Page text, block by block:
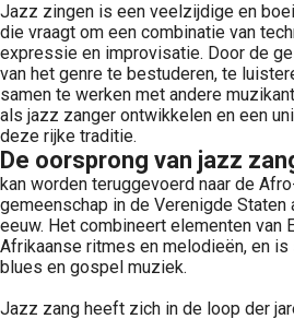
Jazz zingen is een veelzijdige en
die vraagt om een combinatie van
expressie en improvisatie. Door de
van het genre te bestuderen, te
samen te werken met andere
als jazz zanger ontwikkelen en een
deze rijke traditie.
De oorsprong van jazz
kan worden teruggevoerd naar de
gemeenschap in de Verenigde Staten
eeuw. Het combineert elementen van
Afrikaanse ritmes en melodieën, en
blues en gospel muziek.
Jazz zang heeft zich in de loop der